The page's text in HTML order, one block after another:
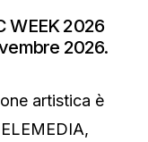
WEEK 2026
2026.
artistica è